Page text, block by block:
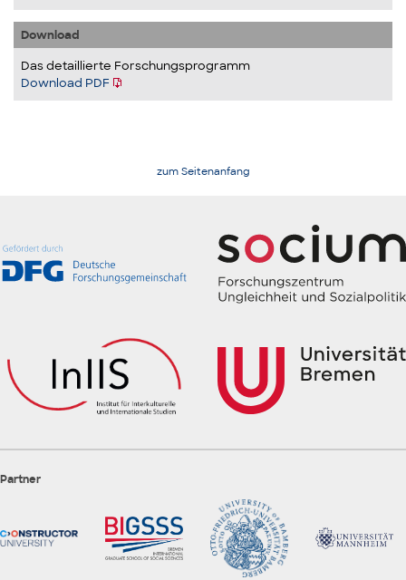
Download
Das detaillierte Forschungsprogramm
Download PDF
zum Seitenanfang
Partner